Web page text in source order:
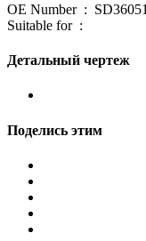
OE Number : SD36051
Suitable for :
Детальный чертеж
Поделись этим